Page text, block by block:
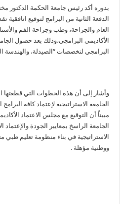
بدوره أكد رئيس جامعة الحكمة الدكتور
الدفعة الثانية من البرامج لتوقيع
العام والجراحة، وطب وجراحة الفم
الأكاديمي البرامجي،وذلك بعد حصول
البرامجي لتخصصات “الصيدلة، والهندسة
وأشار إلى أن هذه الخطوات التي قطعتها
الجامعة الاستراتيجية لإعتماد كافة البرامج
مبيناً أن التوقيع مع مجلس الاعتماد
الجامعة الراسخ بمعايير الجودة
الاستراتيجية في بناء منظومة تعليم
ووطنية مؤهلة .